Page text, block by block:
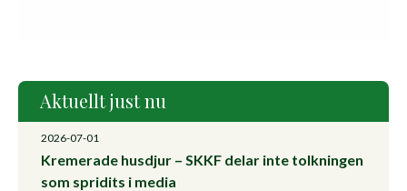
Aktuellt just nu
2026-07-01
Kremerade husdjur – SKKF delar inte tolkningen
som spridits i media